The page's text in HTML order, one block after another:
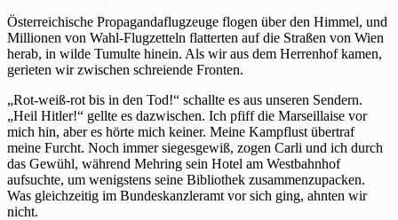
Österreichische Propagandaflugzeuge flogen über den Himmel, und
Millionen von Wahl-Flugzetteln flatterten auf die Straßen von Wien
herab, in wilde Tumulte hinein. Als wir aus dem Herrenhof kamen,
gerieten wir zwischen schreiende Fronten.
„Rot-weiß-rot bis in den Tod!“ schallte es aus unseren Sendern.
„Heil Hitler!“ gellte es dazwischen. Ich pfiff die Marseillaise vor
mich hin, aber es hörte mich keiner. Meine Kampflust übertraf
meine Furcht. Noch immer siegesgewiß, zogen Carli und ich durch
das Gewühl, während Mehring sein Hotel am Westbahnhof
aufsuchte, um wenigstens seine Bibliothek zusammenzupacken.
Was gleichzeitig im Bundeskanzleramt vor sich ging, ahnten wir
nicht.